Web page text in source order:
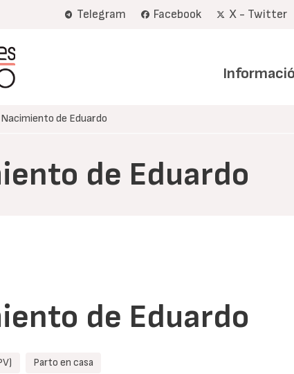
Telegram Facebook X - Twitter
Nacimiento de Eduardo
de Eduardo
de Eduardo
Parto en casa